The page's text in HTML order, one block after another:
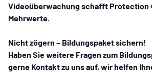
VideoüberwachungschafftProtection
Mehrwerte.
Nicht zögern – Bildungspaket sichern!
Haben Sie weitere Fragen zum
gerne Kontaktzu uns auf, wir helfen